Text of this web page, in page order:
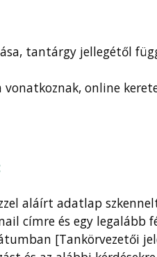
tantárgy jellegétől
online
aláírt adatlap
címre és egy legalább
[Tankörvezetői